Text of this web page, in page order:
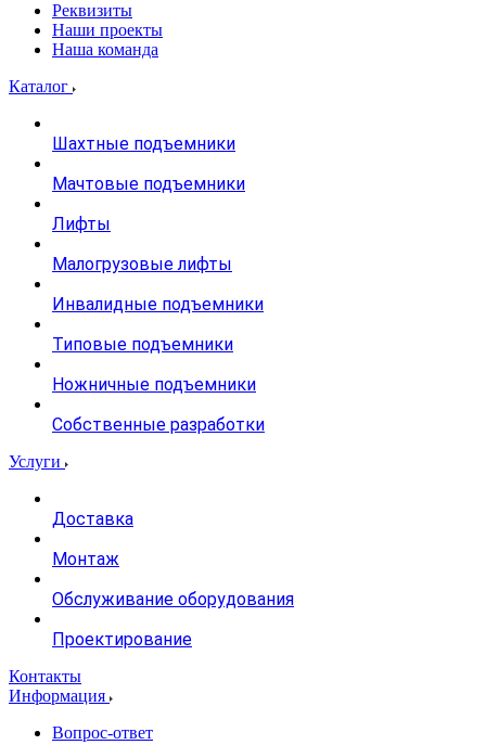
Реквизиты
Наши проекты
Наша команда
Каталог
Шахтные подъемники
Мачтовые подъемники
Лифты
Малогрузовые лифты
Инвалидные подъемники
Типовые подъемники
Ножничные подъемники
Собственные разработки
Услуги
Доставка
Монтаж
Обслуживание оборудования
Проектирование
Контакты
Информация
Вопрос-ответ